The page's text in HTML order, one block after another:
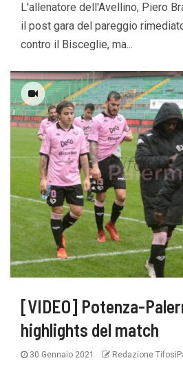
L'allenatore dell'Avellino, Piero
il post gara del pareggio
contro il Bisceglie, ma...
[VIDEO] Potenza-
highlights del match
30 Gennaio 2021 Redazione